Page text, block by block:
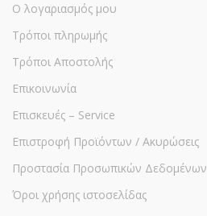
Ο λογαριασμός μου
Τρόποι πληρωμής
Τρόποι Αποστολής
Επικοινωνία
Επισκευές – Service
Επιστροφή Προϊόντων / Ακυρώσεις
Προστασία Προσωπικών Δεδομένων
Όροι χρήσης ιστοσελίδας